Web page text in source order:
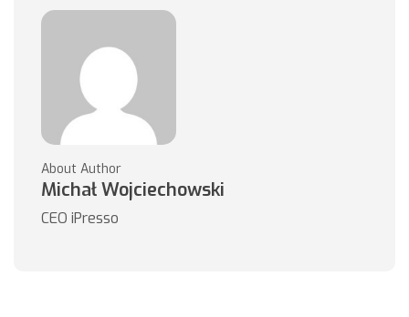
About Author
Michał Wojciechowski
CEO iPresso